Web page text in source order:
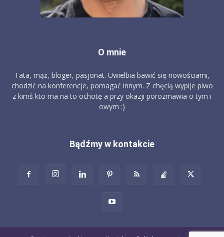
O mnie
Tata, mąż, bloger, pasjonat. Uwielbia bawić się nowościami,
chodzić na konferencje, pomagać innym. Z chęcią wypije piwo
z kimś kto ma na to ochotę a przy okazji porozmawia o tym i
owym :)
Bądźmy w kontakcie